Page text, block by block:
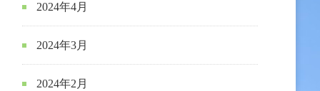
2024年4月
2024年3月
2024年2月